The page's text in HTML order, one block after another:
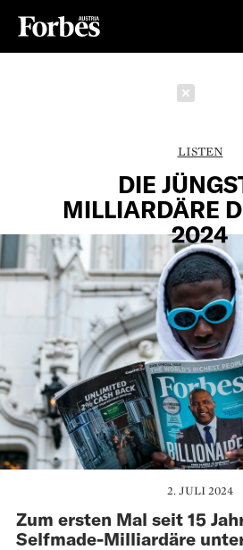
LISTEN
DIE
MILLIARDÄRE
2024
2. JULI 2024
Zum ersten Mal seit 15
Selfmade-Milliardäre